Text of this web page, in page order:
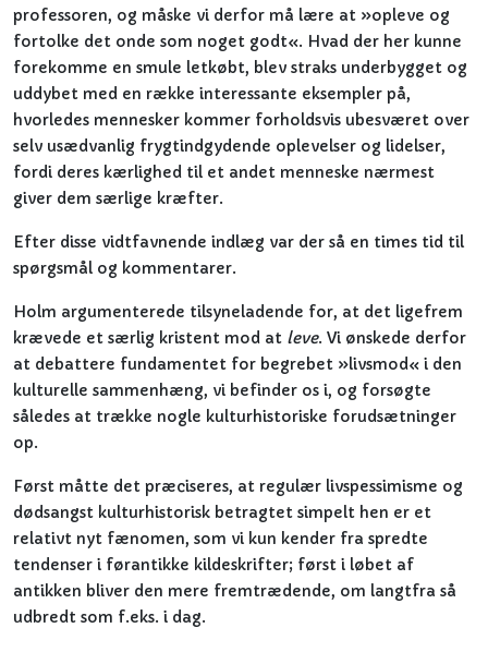
professoren, og måske vi derfor må lære at »opleve og
fortolke det onde som noget godt«. Hvad der her kunne
forekomme en smule letkøbt, blev straks underbygget og
uddybet med en række interessante eksempler på,
hvorledes mennesker kommer forholdsvis ubesværet over
selv usædvanlig frygtindgydende oplevelser og lidelser,
fordi deres kærlighed til et andet menneske nærmest
giver dem særlige kræfter.
Efter disse vidtfavnende indlæg var der så en times tid til
spørgsmål og kommentarer.
Holm argumenterede tilsyneladende for, at det ligefrem
krævede et særlig kristent mod at leve. Vi ønskede derfor
at debattere fundamentet for begrebet »livsmod« i den
kulturelle sammenhæng, vi befinder os i, og forsøgte
således at trække nogle kulturhistoriske forudsætninger
op.
Først måtte det præciseres, at regulær livspessimisme og
dødsangst kulturhistorisk betragtet simpelt hen er et
relativt nyt fænomen, som vi kun kender fra spredte
tendenser i førantikke kildeskrifter; først i løbet af
antikken bliver den mere fremtrædende, om langtfra så
udbredt som f.eks. i dag.